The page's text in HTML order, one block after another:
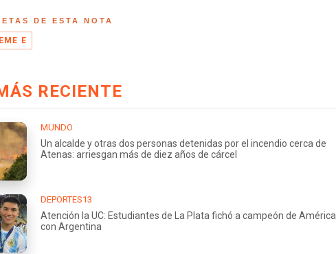
DE ESTA NOTA
E
RECIENTE
MUNDO
Un alcalde y otras dos personas detenidas por el incendio cerca de
Atenas: arriesgan más de diez años de cárcel
DEPORTES13
Atención la UC: Estudiantes de La Plata fichó a campeón de América
con Argentina